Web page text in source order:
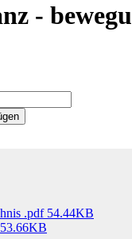
-
.pdf 54.44KB
53.66KB